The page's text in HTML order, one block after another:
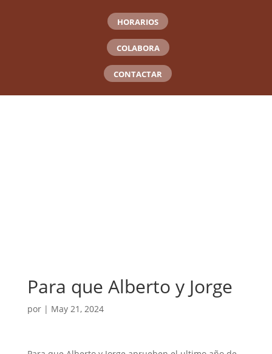
HORARIOS
COLABORA
CONTACTAR
Para que Alberto y Jorge
por | May 21, 2024